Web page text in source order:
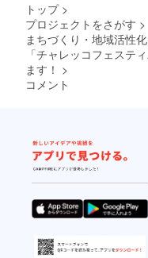
トップ >
プロジェクトをさがす >
まちづくり・地域活性化
「チャレッコフェステ
ます！ >
コメント